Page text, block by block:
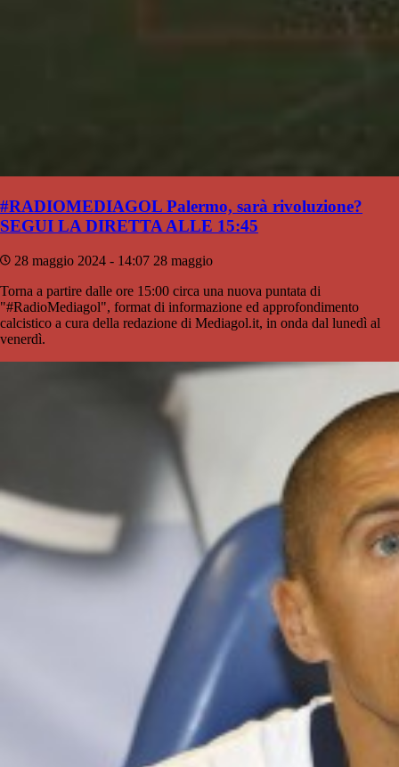
#RADIOMEDIAGOL Palermo, sarà rivoluzione?
SEGUI LA DIRETTA ALLE 15:45
28 maggio 2024 - 14:07 28 maggio
Torna a partire dalle ore 15:00 circa una nuova puntata di
"#RadioMediagol", format di informazione ed approfondimento
calcistico a cura della redazione di Mediagol.it, in onda dal lunedì al
venerdì.